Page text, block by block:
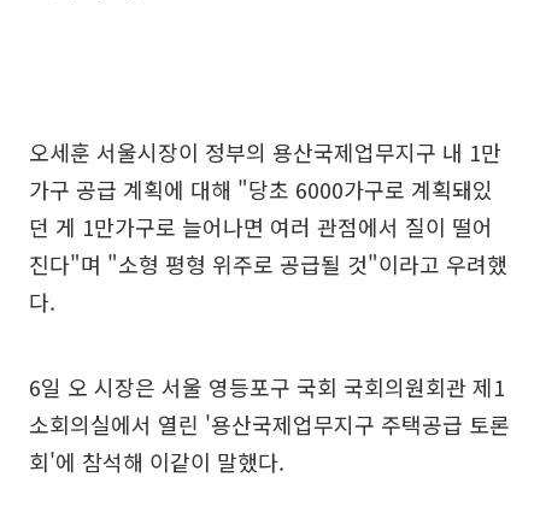
오세훈 서울시장이 정부의 용산국제업무지구 내 1만
가구 공급 계획에 대해 "당초 6000가구로 계획돼있
던 게 1만가구로 늘어나면 여러 관점에서 질이 떨어
진다"며 "소형 평형 위주로 공급될 것"이라고 우려했
다.
6일 오 시장은 서울 영등포구 국회 국회의원회관 제1
소회의실에서 열린 '용산국제업무지구 주택공급 토론
회'에 참석해 이같이 말했다.